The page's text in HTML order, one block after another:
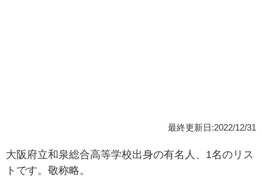
最終更新日:2022/12/31
大阪府立和泉総合高等学校出身の有名人、1名のリス
トです。敬称略。